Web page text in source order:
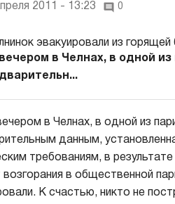
2011 - 13:23 0
в Челнах, в одной
в Челнах, в одной из
данным,
требованиям, в
в общественной
К счастью, никто не